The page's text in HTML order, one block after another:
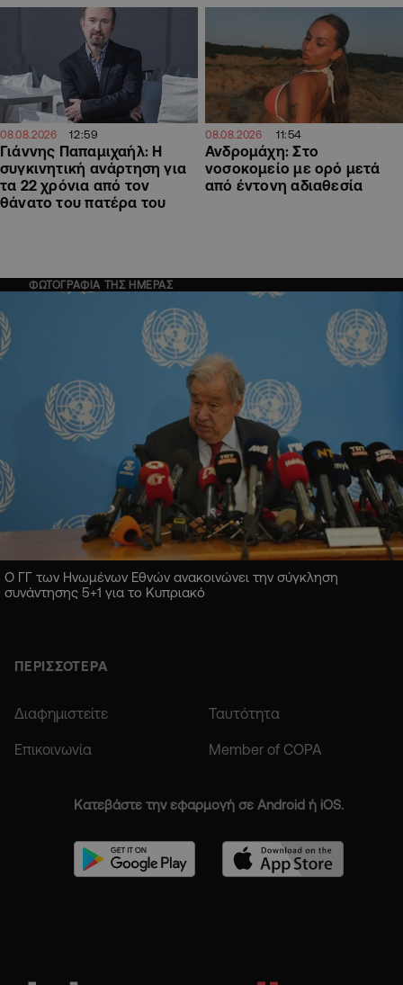
08.08.2026 12:59
Γιάννης Παπαμιχαήλ: Η
συγκινητική ανάρτηση για
τα 22 χρόνια από τον
θάνατο του πατέρα του
08.08.2026 11:54
Ανδρομάχη: Στο
νοσοκομείο με ορό μετά
από έντονη αδιαθεσία
ΦΩΤΟΓΡΑΦΙΑ ΤΗΣ ΗΜΕΡΑΣ
Ο ΓΓ των Ηνωμένων Εθνών ανακοινώνει την σύγκληση
συνάντησης 5+1 για το Κυπριακό
ΠΕΡΙΣΣΟΤΕΡΑ
Διαφημιστείτε Ταυτότητα
Επικοινωνία Member of COPA
Κατεβάστε την εφαρμογή σε Android ή iOS.